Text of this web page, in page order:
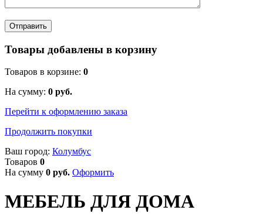
Товары добавлены в корзину
Товаров в корзине: 0
На сумму: 0 руб.
Перейти к оформлению заказа
Продолжить покупки
Ваш город: Колумбус
Товаров 0
На сумму 0 руб. Оформить
МЕБЕЛЬ ДЛЯ ДОМА